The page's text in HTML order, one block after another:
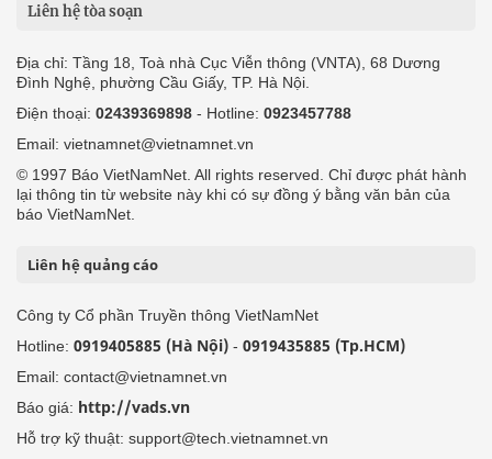
Liên hệ tòa soạn
Địa chỉ: Tầng 18, Toà nhà Cục Viễn thông (VNTA), 68 Dương
Đình Nghệ, phường Cầu Giấy, TP. Hà Nội.
Điện thoại: 02439369898 - Hotline: 0923457788
Email: vietnamnet@vietnamnet.vn
© 1997 Báo VietNamNet. All rights reserved. Chỉ được phát hành
lại thông tin từ website này khi có sự đồng ý bằng văn bản của
báo VietNamNet.
Liên hệ quảng cáo
Công ty Cổ phần Truyền thông VietNamNet
Hotline: 0919405885 (Hà Nội) - 0919435885 (Tp.HCM)
Email: contact@vietnamnet.vn
Báo giá: http://vads.vn
Hỗ trợ kỹ thuật: support@tech.vietnamnet.vn